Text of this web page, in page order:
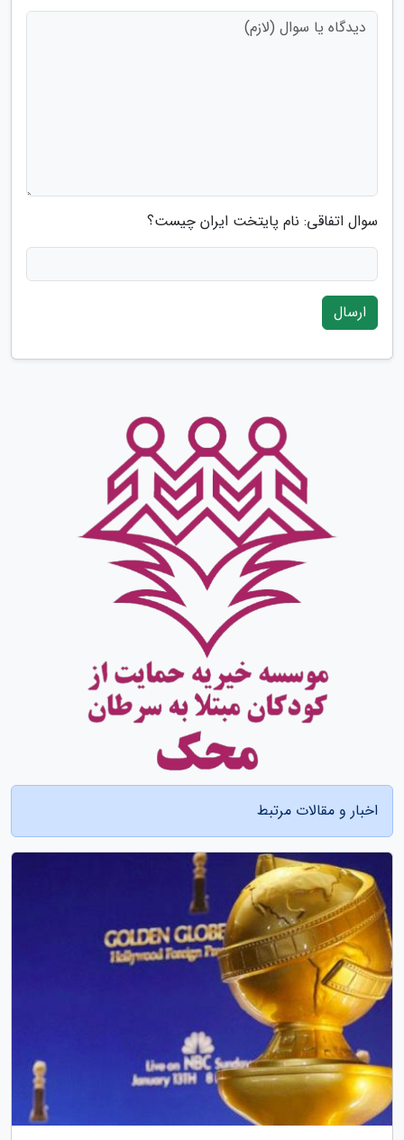
سوال اتفاقی: نام پایتخت ایران چیست؟
ارسال
اخبار و مقالات مرتبط